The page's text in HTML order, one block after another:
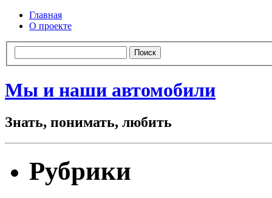
Главная
О проекте
Мы и наши автомобили
Знать, понимать, любить
Рубрики